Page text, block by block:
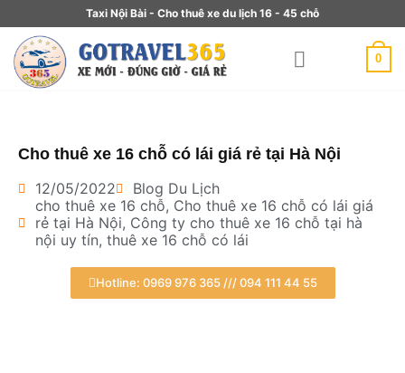
Taxi Nội Bài - Cho thuê xe du lịch 16 - 45 chỗ
0
Cho thuê xe 16 chỗ có lái giá rẻ tại Hà Nội
12/05/2022
Blog Du Lịch
cho thuê xe 16 chỗ, Cho thuê xe 16 chỗ có lái giá
rẻ tại Hà Nội, Công ty cho thuê xe 16 chỗ tại hà
nội uy tín, thuê xe 16 chỗ có lái
Hotline: 0969 976 365 /// 094 111 44 55